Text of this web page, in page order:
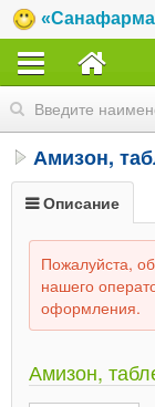
Амизон,
Описание
Пожалуйста,
нашего
оформления.
Амизон,